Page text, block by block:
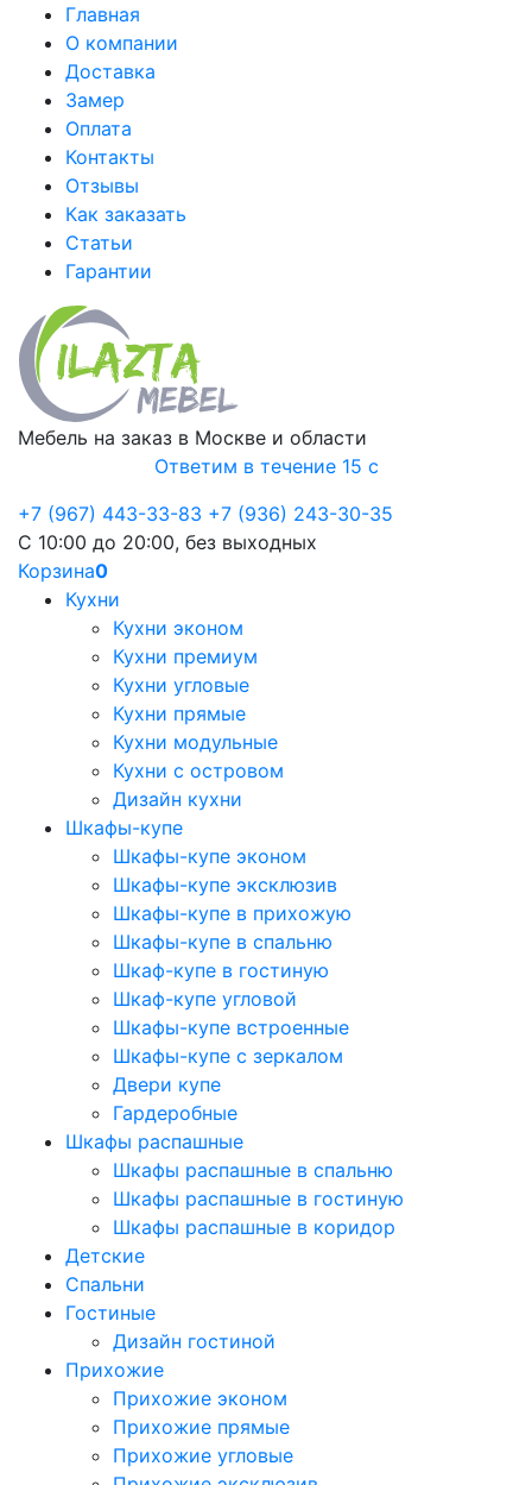
Главная
О компании
Доставка
Замер
Оплата
Контакты
Отзывы
Как заказать
Статьи
Гарантии
Мебель на заказ в Москве и области
Ответим в течение 15 с
+7 (967) 443-33-83 +7 (936) 243-30-35
С 10:00 до 20:00, без выходных
Корзина0
Кухни
Кухни эконом
Кухни премиум
Кухни угловые
Кухни прямые
Кухни модульные
Кухни с островом
Дизайн кухни
Шкафы-купе
Шкафы-купе эконом
Шкафы-купе эксклюзив
Шкафы-купе в прихожую
Шкафы-купе в спальню
Шкаф-купе в гостиную
Шкаф-купе угловой
Шкафы-купе встроенные
Шкафы-купе с зеркалом
Двери купе
Гардеробные
Шкафы распашные
Шкафы распашные в спальню
Шкафы распашные в гостиную
Шкафы распашные в коридор
Детские
Спальни
Гостиные
Дизайн гостиной
Прихожие
Прихожие эконом
Прихожие прямые
Прихожие угловые